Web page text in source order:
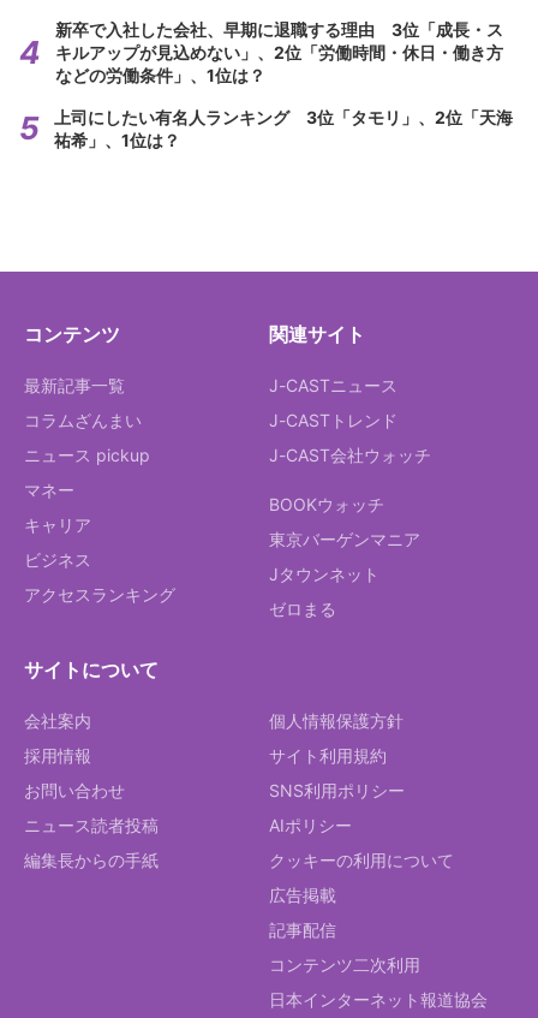
新卒で入社した会社、早期に退職する理由 3位「成長・ス
キルアップが見込めない」、2位「労働時間・休日・働き方
などの労働条件」、1位は？
上司にしたい有名人ランキング 3位「タモリ」、2位「天海
祐希」、1位は？
コンテンツ
最新記事一覧
コラムざんまい
ニュース pickup
マネー
キャリア
ビジネス
アクセスランキング
関連サイト
J-CASTニュース
J-CASTトレンド
J-CAST会社ウォッチ
BOOKウォッチ
東京バーゲンマニア
Jタウンネット
ゼロまる
サイトについて
会社案内
採用情報
お問い合わせ
ニュース読者投稿
編集長からの手紙
個人情報保護方針
サイト利用規約
SNS利用ポリシー
AIポリシー
クッキーの利用について
広告掲載
記事配信
コンテンツ二次利用
日本インターネット報道協会